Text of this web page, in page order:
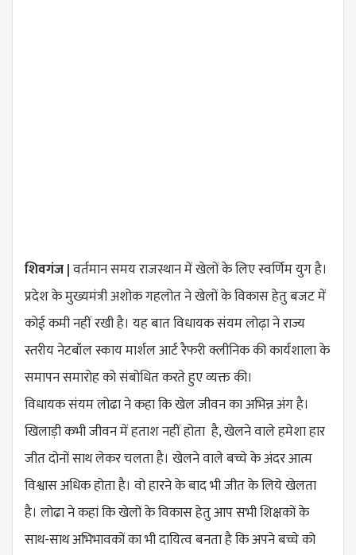
शिवगंज |वर्तमान समय राजस्थान में खेलों के लिए स्वर्णिम युग है।
प्रदेश के मुख्यमंत्री अशोक गहलोत ने खेलों के विकास हेतु बजट में
कोई कमी नहीं रखी है। यह बात विधायक संयम लोढ़ा ने राज्य
स्तरीय नेटबॉल स्काय मार्शल आर्ट रैफरी क्लीनिक की कार्यशाला के
समापन समारोह को संबोधित करते हुए व्यक्त की।
विधायक संयम लोढा ने कहा कि खेल जीवन का अभिन्न अंग है।
खिलाड़ी कभी जीवन में हताश नहीं होता है, खेलने वाले हमेशा हार
जीत दोनों साथ लेकर चलता है। खेलने वाले बच्चे के अंदर आत्म
विश्वास अधिक होता है। वो हारने के बाद भी जीत के लिये खेलता
है। लोढा ने कहां कि खेलों के विकास हेतु आप सभी शिक्षकों के
साथ-साथ अभिभावकों का भी दायित्व बनता है कि अपने बच्चे को